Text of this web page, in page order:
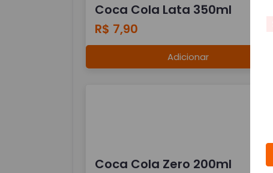
Coca Cola Lata 350ml
R$ 7,90
Adicionar
Coca Cola Zero 200ml